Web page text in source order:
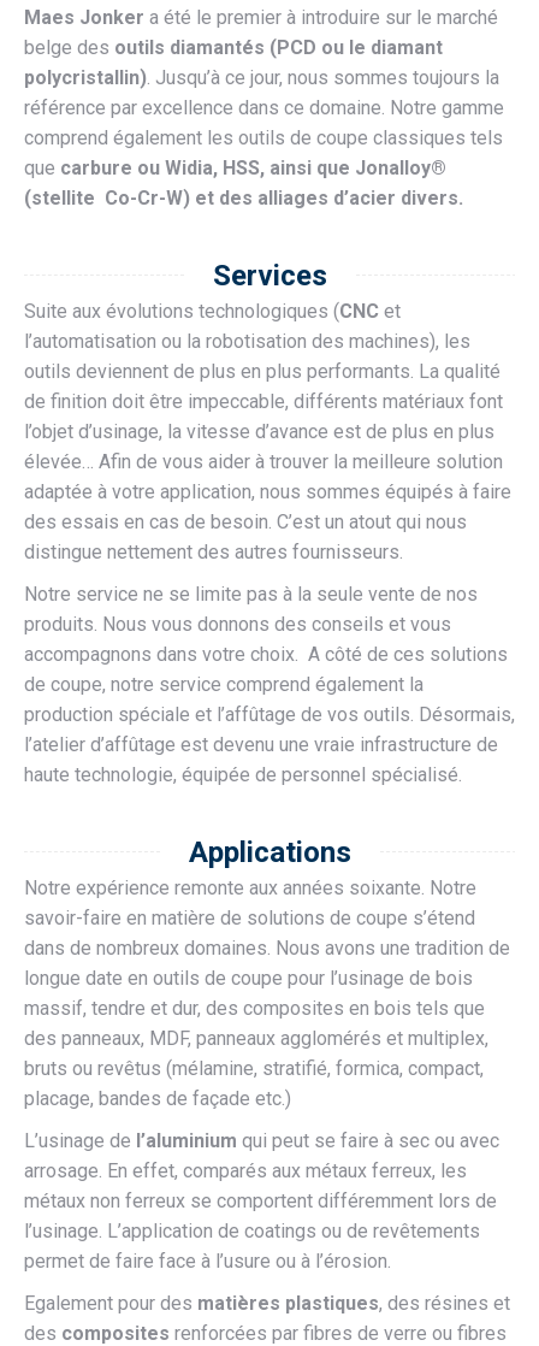
Maes Jonker a été le premier à introduire sur le marché
belge des outils diamantés (PCD ou le diamant
polycristallin) . Jusqu’à ce jour, nous sommes toujours la
référence par excellence dans ce domaine. Notre gamme
comprend également les outils de coupe classiques tels
que carbure ou Widia, HSS, ainsi que Jonalloy®
(stellite Co-Cr-W) et des alliages d’acier divers.
Services
Suite aux évolutions technologiques (CNC et
l’automatisation ou la robotisation des machines), les
outils deviennent de plus en plus performants. La qualité
de finition doit être impeccable, différents matériaux font
l’objet d’usinage, la vitesse d’avance est de plus en plus
élevée… Afin de vous aider à trouver la meilleure solution
adaptée à votre application, nous sommes équipés à faire
des essais en cas de besoin. C’est un atout qui nous
distingue nettement des autres fournisseurs.
Notre service ne se limite pas à la seule vente de nos
produits. Nous vous donnons des conseils et vous
accompagnons dans votre choix. A côté de ces solutions
de coupe, notre service comprend également la
production spéciale et l’affûtage de vos outils. Désormais,
l’atelier d’affûtage est devenu une vraie infrastructure de
haute technologie, équipée de personnel spécialisé.
Applications
Notre expérience remonte aux années soixante. Notre
savoir-faire en matière de solutions de coupe s’étend
dans de nombreux domaines. Nous avons une tradition de
longue date en outils de coupe pour l’usinage de bois
massif, tendre et dur, des composites en bois tels que
des panneaux, MDF, panneaux agglomérés et multiplex,
bruts ou revêtus (mélamine, stratifié, formica, compact,
placage, bandes de façade etc.)
L’usinage de l’aluminium qui peut se faire à sec ou avec
arrosage. En effet, comparés aux métaux ferreux, les
métaux non ferreux se comportent différemment lors de
l’usinage. L’application de coatings ou de revêtements
permet de faire face à l’usure ou à l’érosion.
Egalement pour des matières plastiques, des résines et
des composites renforcées par fibres de verre ou fibres